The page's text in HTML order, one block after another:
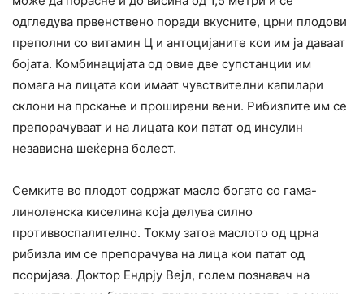
одгледува првенствено поради вкусните, црни плодови
преполни со витамин Ц и антоцијаните кои им ја даваат
бојата. Комбинацијата од овие две супстанции им
помага на лицата кои имаат чувствителни капилари
склони на прскање и проширени вени. Рибизлите им се
препорачуваат и на лицата кои патат од инсулин
независна шеќерна болест.
Семките во плодот содржат масло богато со гама-
линоленска киселина која делува силно
противвоспалително. Токму затоа маслото од црна
рибизла им се препорачува на лица кои патат од
псоријаза. Доктор Ендрју Вејл, голем познавач на